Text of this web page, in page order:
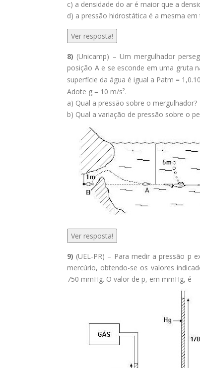
c) a densidade do ar é maior que a
d) a pressão hidrostática é a mesma
Ver resposta!
8) (Unicamp) – Um mergulhador
posição A e se esconde em uma gruta
superfície da água é igual a Patm = 1,0.10
Adote g = 10 m/s².
a) Qual a pressão sobre o mergulhador?
b) Qual a variação de pressão sobre o
Ver resposta!
9) (UEL-PR) – Para medir a pressão p
mercúrio, obtendo-se os valores
750 mmHg. O valor de p, em mmHg, é